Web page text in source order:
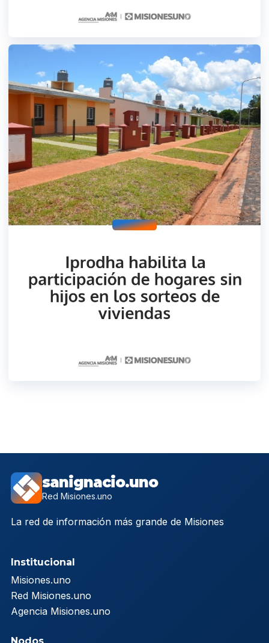
sanignacio.uno
Red Misiones.uno
La red de información más grande de Misiones
Institucional
Misiones.uno
Red Misiones.uno
Agencia Misiones.uno